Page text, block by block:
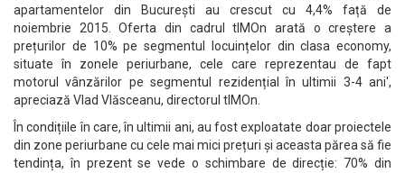
apartamentelor din București au crescut cu 4,4% față de
noiembrie 2015. Oferta din cadrul tIMOn arată o creștere a
prețurilor de 10% pe segmentul locuințelor din clasa economy,
situate în zonele periurbane, cele care reprezentau de fapt
motorul vânzărilor pe segmentul rezidențial în ultimii 3-4 ani',
apreciază Vlad Vlăsceanu, directorul tIMOn.
În condițiile în care, în ultimii ani, au fost exploatate doar proiectele
din zone periurbane cu cele mai mici prețuri și aceasta părea să fie
tendința, în prezent se vede o schimbare de direcție: 70% din